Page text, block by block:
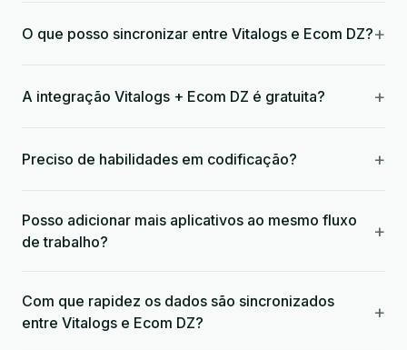
O que posso sincronizar entre Vitalogs e Ecom DZ?+
A integração Vitalogs + Ecom DZ é gratuita? +
Preciso de habilidades em codificação? +
Posso adicionar mais aplicativos ao mesmo fluxo
de trabalho?
+
Com que rapidez os dados são sincronizados
entre Vitalogs e Ecom DZ?
+